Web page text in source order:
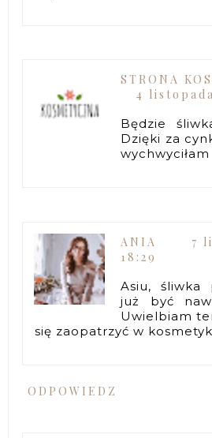
STRONA
4
Będzie
Dzięki za
wychwyciłam
ANIA
7
18:29
Asiu, śliwka
już być
Uwielbiam
się zaopatrzyć w
ODPOWIEDZ